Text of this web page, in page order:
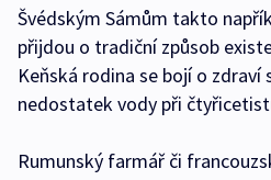
Švédským Sámům takto
přijdou o tradiční způsob
Keňská rodina se bojí o
nedostatek vody při
Rumunský farmář či